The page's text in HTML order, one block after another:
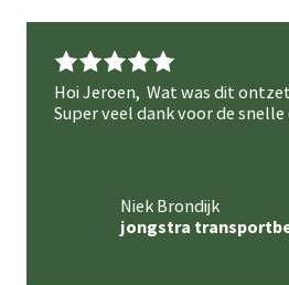
Hoi Jeroen, Wat was dit
Super veel dank voor de snelle
Niek Brondijk
jongstra